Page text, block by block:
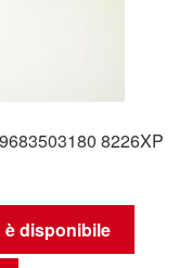
8226XP
disponibile